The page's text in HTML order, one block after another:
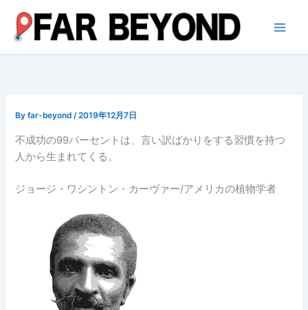
ス
Byfar-beyond/2019年12月7日
不成功の99パーセントは、言い訳ばかりをする習慣を持つ
人から生まれてくる。
ジョージ・ワシントン・カーヴァー/アメリカの植物学者